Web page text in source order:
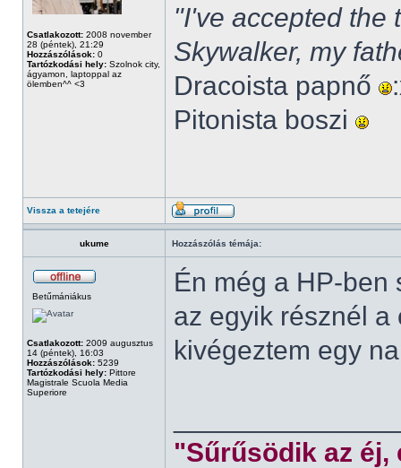
Csatlakozott: 2008 november
28 (péntek), 21:29
Hozzászólások: 0
Tartózkodási hely: Szolnok city,
ágyamon, laptoppal az
ölemben^^ <3
"I've accepted the
Skywalker, my
Dracoista papnő
Pitonista boszi
Vissza a tetejére
ukume Hozzászólás témája:
Betűmániákus
Csatlakozott: 2009 augusztus
14 (péntek), 16:03
Hozzászólások: 5239
Tartózkodási hely: Pittore
Magistrale Scuola Media
Superiore
Én még a HP-ben
az egyik résznél
kivégeztem egy
"Sűrűsödik az éj,